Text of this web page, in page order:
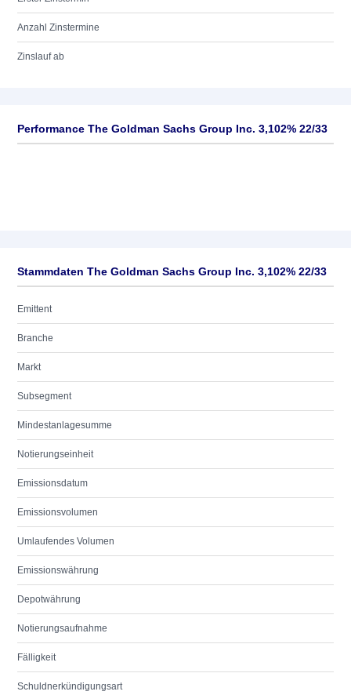
Anzahl Zinstermine
Zinslauf ab
Performance The Goldman Sachs Group Inc. 3,102% 22/33
Stammdaten The Goldman Sachs Group Inc. 3,102% 22/33
Emittent
Branche
Markt
Subsegment
Mindestanlagesumme
Notierungseinheit
Emissionsdatum
Emissionsvolumen
Umlaufendes Volumen
Emissionswährung
Depotwährung
Notierungsaufnahme
Fälligkeit
Schuldnerkündigungsart